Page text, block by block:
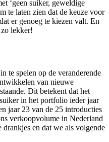
‘geen suiker, geweldige
te laten zien dat de keuze voor
er genoeg te kiezen valt. En
lekker!
te spelen op de veranderende
van nieuwe
Dit betekent dat het
in het portfolio ieder jaar
jaar 23 van de 25 introducties
verkoopvolume in Nederland
en dat we als volgende